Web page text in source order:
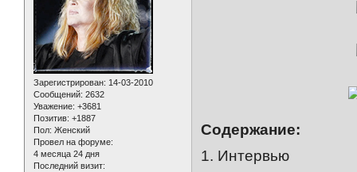
Зарегистрирован: 14-03-2010
Сообщений: 2632
Уважение: +3681
Позитив: +1887
Пол: Женский
Провел на форуме:
4 месяца 24 дня
Последний визит:
Содержание:
1. Интервью